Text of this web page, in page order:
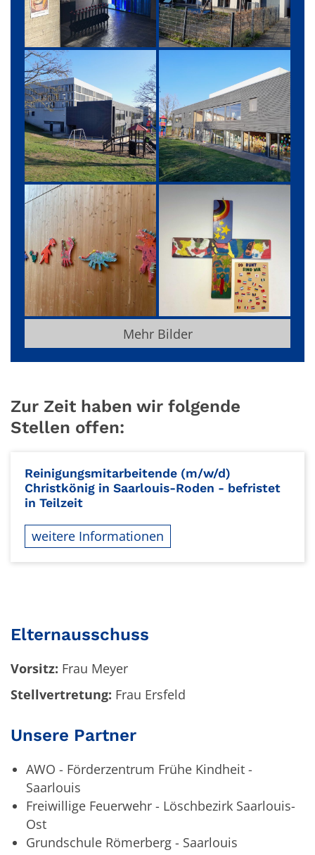
Mehr Bilder
Zur Zeit haben wir folgende
Stellen offen:
Reinigungsmitarbeitende (m/w/d)
Christkönig in Saarlouis-Roden - befristet
in Teilzeit
weitere Informationen
Elternausschuss
Vorsitz: Frau Meyer
Stellvertretung: Frau Ersfeld
Unsere Partner
AWO - Förderzentrum Frühe Kindheit -
Saarlouis
Freiwillige Feuerwehr - Löschbezirk Saarlouis-
Ost
Grundschule Römerberg - Saarlouis